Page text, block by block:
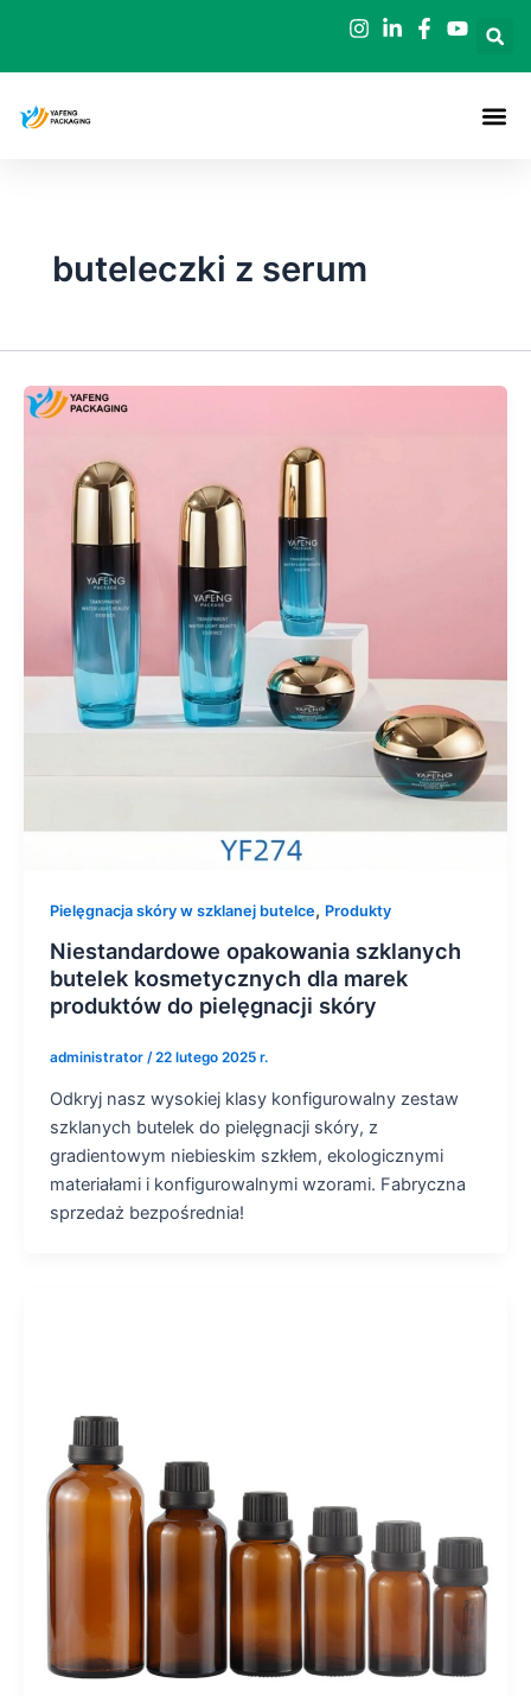
treści
buteleczki z serum
Pielęgnacja skóry w szklanej butelce, Produkty
Niestandardowe opakowania szklanych
butelek kosmetycznych dla marek
produktów do pielęgnacji skóry
administrator /22 lutego 2025 r.
Odkryj nasz wysokiej klasy konfigurowalny zestaw
szklanych butelek do pielęgnacji skóry, z
gradientowym niebieskim szkłem, ekologicznymi
materiałami i konfigurowalnymi wzorami. Fabryczna
sprzedaż bezpośrednia!